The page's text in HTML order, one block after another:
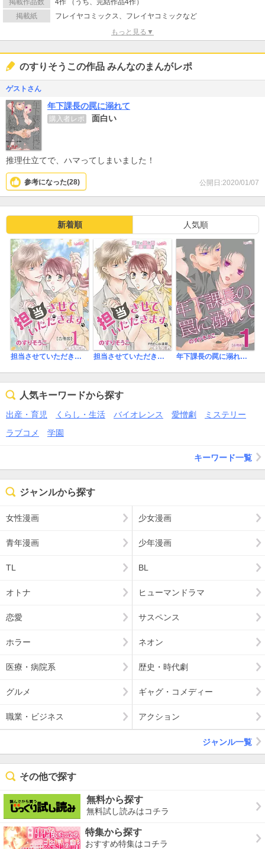
掲載作品数
4作 （うち、完結作品4作）
掲載紙
フレイヤコミックス、フレイヤコミックなど
もっと見る▼
のすりそうこの作品 みんなのまんがレポ
ゲストさん
年下課長の罠に溺れて
購入者レポ 面白い
推理仕立てで、ハマってしまいました！
公開日:2020/01/07
参考になった(28)
新着順 人気順
担当させていただきます。【合冊版】 担当させていただきます。 年下課長の罠に溺れて【合冊版】
人気キーワードから探す
出産・育児 くらし・生活 バイオレンス 愛憎劇
ミステリー
ラブコメ
学園
キーワード一覧
ジャンルから探す
女性漫画 少女漫画
青年漫画 少年漫画
TL BL
オトナ ヒューマンドラマ
恋愛 サスペンス
ホラー ネオン
医療・病院系 歴史・時代劇
グルメ ギャグ・コメディー
職業・ビジネス アクション
ジャンル一覧
その他で探す
無料から探す
無料試し読みはコチラ
特集から探す
おすすめ特集はコチラ